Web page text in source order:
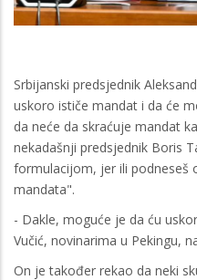
Srbijanski predsjednik
uskoro ističe mandat i da će
da neće da skraćuje mandat
nekadašnji predsjednik Boris
formulacijom, jer ili podneseš
mandata".
- Dakle, moguće je da ću
Vučić, novinarima u Pekingu,
On je također rekao da neki